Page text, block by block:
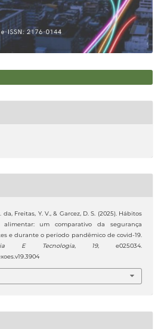
da, Freitas, Y. V., & Garcez, D. S. (2025). Hábitos
alimentar: um comparativo da segurança
e durante o período pandêmico de covid-19.
E Tecnologia, 19, e025034.